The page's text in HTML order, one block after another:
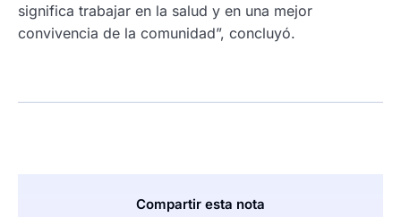
significa trabajar en la salud y en una mejor
convivencia de la comunidad”, concluyó.
Compartir esta nota